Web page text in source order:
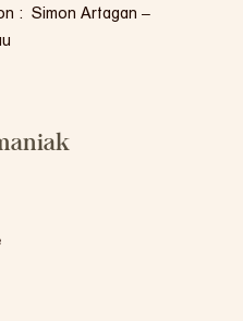
: Simon Artagan –